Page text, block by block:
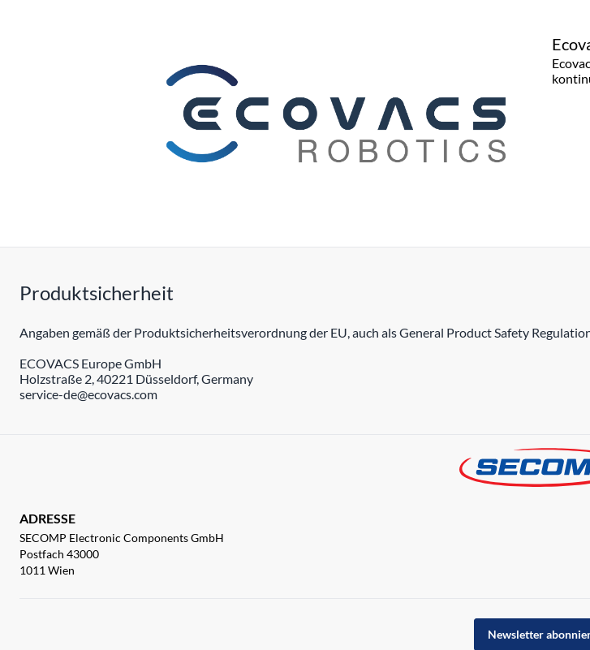
Produktsicherheit
Angaben gemäß der Produktsicherheitsverordnung der EU, auch als General Product Safety
ECOVACS Europe GmbH
Holzstraße 2, 40221 Düsseldorf, Germany
service-de@ecovacs.com
ADRESSE
SECOMP Electronic Components GmbH
Postfach 43000
1011 Wien
Newsletter